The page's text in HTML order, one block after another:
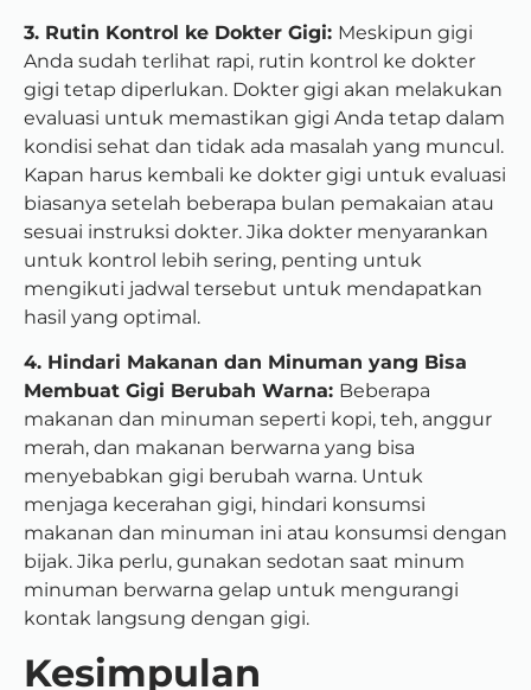
3. Rutin Kontrol ke Dokter Gigi: Meskipun gigi
Anda sudah terlihat rapi, rutin kontrol ke dokter
gigi tetap diperlukan. Dokter gigi akan melakukan
evaluasi untuk memastikan gigi Anda tetap dalam
kondisi sehat dan tidak ada masalah yang muncul.
Kapan harus kembali ke dokter gigi untuk evaluasi
biasanya setelah beberapa bulan pemakaian atau
sesuai instruksi dokter. Jika dokter menyarankan
untuk kontrol lebih sering, penting untuk
mengikuti jadwal tersebut untuk mendapatkan
hasil yang optimal.
4. Hindari Makanan dan Minuman yang Bisa
Membuat Gigi Berubah Warna: Beberapa
makanan dan minuman seperti kopi, teh, anggur
merah, dan makanan berwarna yang bisa
menyebabkan gigi berubah warna. Untuk
menjaga kecerahan gigi, hindari konsumsi
makanan dan minuman ini atau konsumsi dengan
bijak. Jika perlu, gunakan sedotan saat minum
minuman berwarna gelap untuk mengurangi
kontak langsung dengan gigi.
Kesimpulan